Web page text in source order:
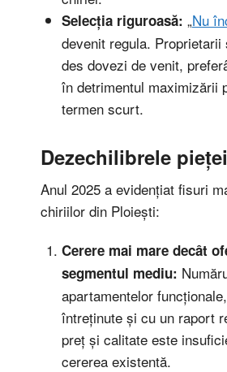
Selecția riguroasă: „Nu
devenit regula.
des dovezi de venit,
în detrimentul maximizării
termen scurt.
Dezechilibrele pieței
Anul 2025 a evidențiat fisuri
chiriilor din Ploiești:
Cerere mai mare decât
segmentul mediu:
apartamentelor
întreținute și cu un raport
preț și calitate este
cererea existentă.